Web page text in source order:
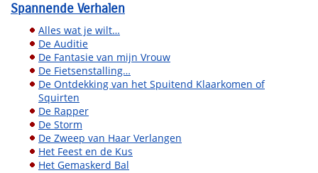
Spannende Verhalen
Alles wat je wilt…
De Auditie
De Fantasie van mijn Vrouw
De Fietsenstalling…
De Ontdekking van het Spuitend Klaarkomen of
Squirten
De Rapper
De Storm
De Zweep van Haar Verlangen
Het Feest en de Kus
Het Gemaskerd Bal